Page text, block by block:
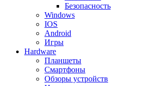
Безопасность
Windows
IOS
Android
Игры
Hardware
Планшеты
Смартфоны
Обзоры устройств